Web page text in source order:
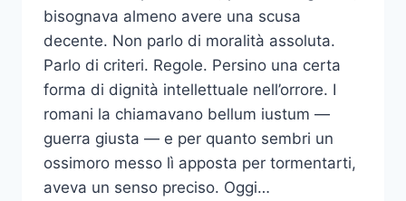
bisognava almeno avere una scusa
decente. Non parlo di moralità assoluta.
Parlo di criteri. Regole. Persino una certa
forma di dignità intellettuale nell’orrore. I
romani la chiamavano bellum iustum —
guerra giusta — e per quanto sembri un
ossimoro messo lì apposta per tormentarti,
aveva un senso preciso. Oggi…